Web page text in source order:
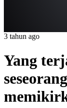
3 tahun ago
Yang